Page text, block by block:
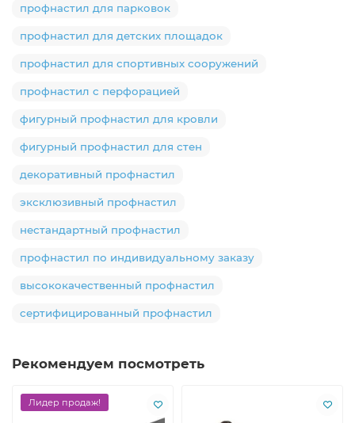
профнастил для парковок
профнастил для детских площадок
профнастил для спортивных сооружений
профнастил с перфорацией
фигурный профнастил для кровли
фигурный профнастил для стен
декоративный профнастил
эксклюзивный профнастил
нестандартный профнастил
профнастил по индивидуальному заказу
высококачественный профнастил
сертифицированный профнастил
Рекомендуем посмотреть
Лидер продаж!